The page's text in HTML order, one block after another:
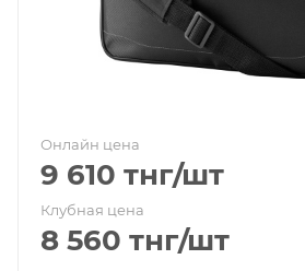
Онлайн цена
9 610 тнг/шт
Клубная цена
8 560 тнг/шт